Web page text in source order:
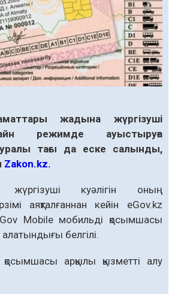
жадына жүргізуші
режимде ауыстыруға
тағы да еске салынды,
Zakon.kz.
жүргізуші куәлігін оның
аяқталғаннан кейін eGov.kz
Mobile мобильді қосымшасы
белгілі.
арқылы қызметті алу